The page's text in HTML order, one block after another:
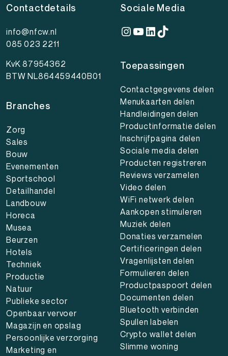
Contactdetails
info@nfcw.nl
085 023 2211
KvK 87954362
BTW NL864459440B01
Branches
Zorg
Sales
Bouw
Evenementen
Sportschool
Detailhandel
Landbouw
Horeca
Musea
Beurzen
Hotels
Techniek
Productie
Natuur
Publieke sector
Openbaar vervoer
Magazijn en opslag
Persoonlijke verzorging
Marketing en
Sociale Media
Instagram
YouTube
LinkedIn
TikTok
Toepassingen
Contactgegevens delen
Menukaarten delen
Handleidingen delen
Productinformatie delen
Inschrijfpagina delen
Sociale media delen
Producten registreren
Reviews verzamelen
Video delen
WiFi netwerk delen
Aankopen stimuleren
Muziek delen
Donaties verzamelen
Certificeringen delen
Vragenlijsten delen
Formulieren delen
Productpaspoort delen
Documenten delen
Bluetooth verbinden
Spullen labelen
Crypto wallet delen
Slimme woning